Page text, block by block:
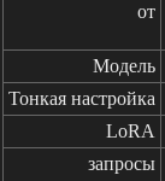
от
Модель
Тонкая настройка
LoRA
запросы